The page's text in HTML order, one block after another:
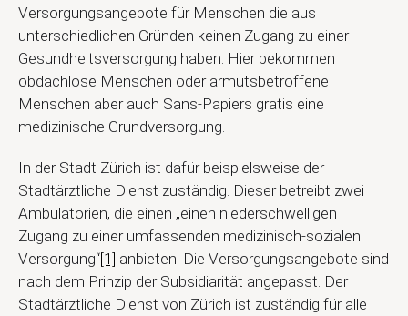
Versorgungsangebote für Menschen die aus
unterschiedlichen Gründen keinen Zugang zu einer
Gesundheitsversorgung haben. Hier bekommen
obdachlose Menschen oder armutsbetroffene
Menschen aber auch Sans-Papiers gratis eine
medizinische Grundversorgung.
In der Stadt Zürich ist dafür beispielsweise der
Stadtärztliche Dienst zuständig. Dieser betreibt zwei
Ambulatorien, die einen „einen niederschwelligen
Zugang zu einer umfassenden medizinisch-sozialen
Versorgung“[1] anbieten. Die Versorgungsangebote sind
nach dem Prinzip der Subsidiarität angepasst. Der
Stadtärztliche Dienst von Zürich ist zuständig für alle